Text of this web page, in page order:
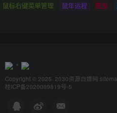
鼠标右键菜单管理 鼠年运程 鼓励
Copyright © 2025· 2030资源白嫖网
桂ICP备2020009819号-5